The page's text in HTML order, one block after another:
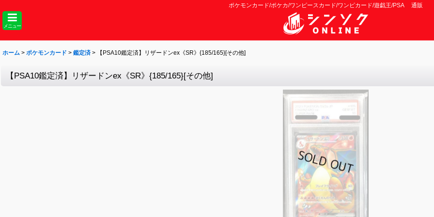
ポケモンカード/ポケカ/ワンピースカード/ワンピカード/遊戯王/PSA 通販
メニュー
ホーム > ポケモンカード > 鑑定済 > 【PSA10鑑定済】リザードンex《SR》{185/165}[その他]
【PSA10鑑定済】リザードンex《SR》{185/165}[その他]